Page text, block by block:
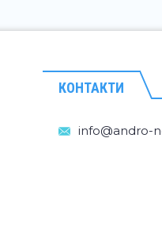
КОНТАКТИ